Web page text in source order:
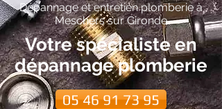
Dépannage et entretien plomberie à
Meschers sur Gironde
Votre spécialiste en
dépannage plomberie
05 46 91 73 95